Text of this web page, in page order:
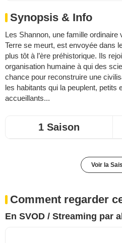
Synopsis & Info
Les Shannon, une famille ordinaire
Terre se meurt, est envoyée dans
plus tôt à l’ère préhistorique. Ils
organisation humaine à qui des
chance pour reconstruire une
les habitants qui la peuplent, petits
accueillants...
1 Saison
Voir la
Comment regarder
En SVOD / Streaming par